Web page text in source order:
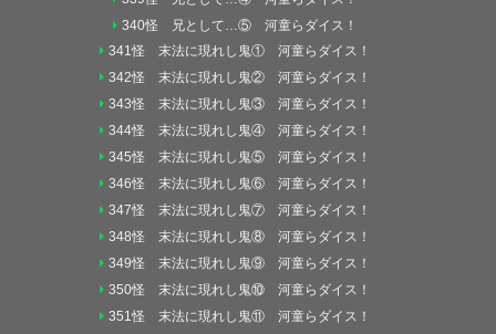
340怪 兄として…⑤ 河童らダイス！
341怪 末法に現れし鬼① 河童らダイス！
342怪 末法に現れし鬼② 河童らダイス！
343怪 末法に現れし鬼③ 河童らダイス！
344怪 末法に現れし鬼④ 河童らダイス！
345怪 末法に現れし鬼⑤ 河童らダイス！
346怪 末法に現れし鬼⑥ 河童らダイス！
347怪 末法に現れし鬼⑦ 河童らダイス！
348怪 末法に現れし鬼⑧ 河童らダイス！
349怪 末法に現れし鬼⑨ 河童らダイス！
350怪 末法に現れし鬼⑩ 河童らダイス！
351怪 末法に現れし鬼⑪ 河童らダイス！